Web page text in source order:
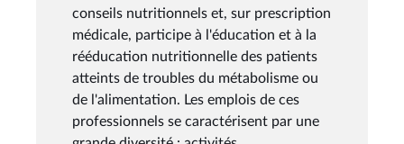
conseils nutritionnels et, sur prescription
médicale, participe à l'éducation et à la
rééducation nutritionnelle des patients
atteints de troubles du métabolisme ou
de l'alimentation. Les emplois de ces
professionnels se caractérisent par une